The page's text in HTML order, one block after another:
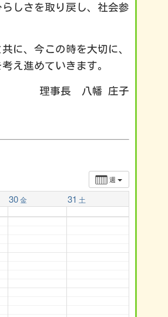
しさを取り戻し、社会参
に、今この時を大切に、
え進めていきます。
庄子
週
30 金 31 土